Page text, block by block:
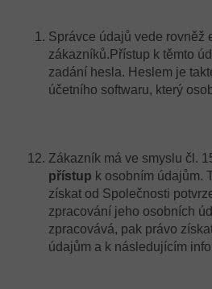
Správce údajů vede rovněž
zákazníků.Přístup k těmto
zadání hesla. Heslem je
účetního softwaru, který
Zákazník má ve smyslu čl.
přístup k osobním údajům.
získat od Společnosti
zpracování jeho osobních
zpracovává, pak právo
údajům a k následujícím